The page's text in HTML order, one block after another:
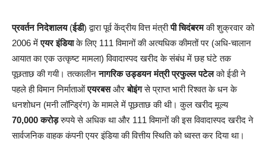
प्रवर्तन निदेशालय(ईडी) द्वारा पूर्व केंद्रीय वित्त मंत्रीपीचिदंबरमकी शुक्रवार को
2006 मेंएयर इंडियाके लिए 111 विमानों की अत्यधिक कीमतों पर (अधि-चालान
आयात का एक उत्कृष्ट मामला) विवादास्पद खरीद के संबंध में छह घंटे तक
पूछताछ की गयी। तत्कालीननागरिक उड्डयन मंत्री प्रफुल्ल पटेलको ईडी ने
पहले ही विमान निर्माताओंएयरबसऔरबोइंगसे प्राप्त भारी रिश्वत के धन के
धनशोधन (मनी लॉन्ड्रिंग) के मामले में पूछताछ की थी। कुल खरीद मूल्य
70,000 करोड़रुपये से अधिक था और 111 विमानों की इस विवादास्पद खरीद ने
सार्वजनिक वाहक कंपनी एयर इंडिया की वित्तीय स्थिति को ध्वस्त कर दिया था।